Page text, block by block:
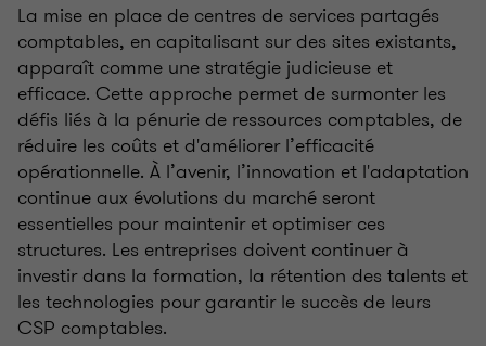
La mise en place de centres de services partagés
comptables, en capitalisant sur des sites existants,
apparaît comme une stratégie judicieuse et
efficace. Cette approche permet de surmonter les
défis liés à la pénurie de ressources comptables, de
réduire les coûts et d'améliorer l’efficacité
opérationnelle. À l’avenir, l’innovation et l'adaptation
continue aux évolutions du marché seront
essentielles pour maintenir et optimiser ces
structures. Les entreprises doivent continuer à
investir dans la formation, la rétention des talents et
les technologies pour garantir le succès de leurs
CSP comptables.